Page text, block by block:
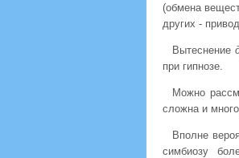
(обмена
других -
Вытеснение
при гипнозе.
Можно
сложна и
Вполне
симбиозу